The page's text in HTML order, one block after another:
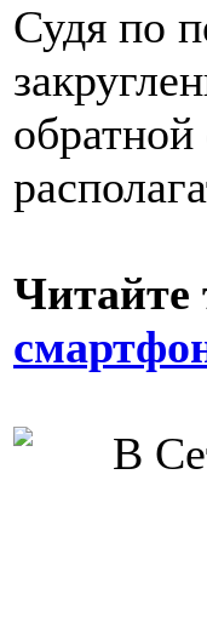
Судя по
Читайте